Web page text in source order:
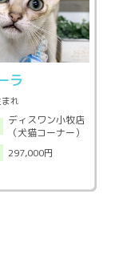
ラ
れ
ディスワン小牧店
（犬猫コーナー）
297,000円